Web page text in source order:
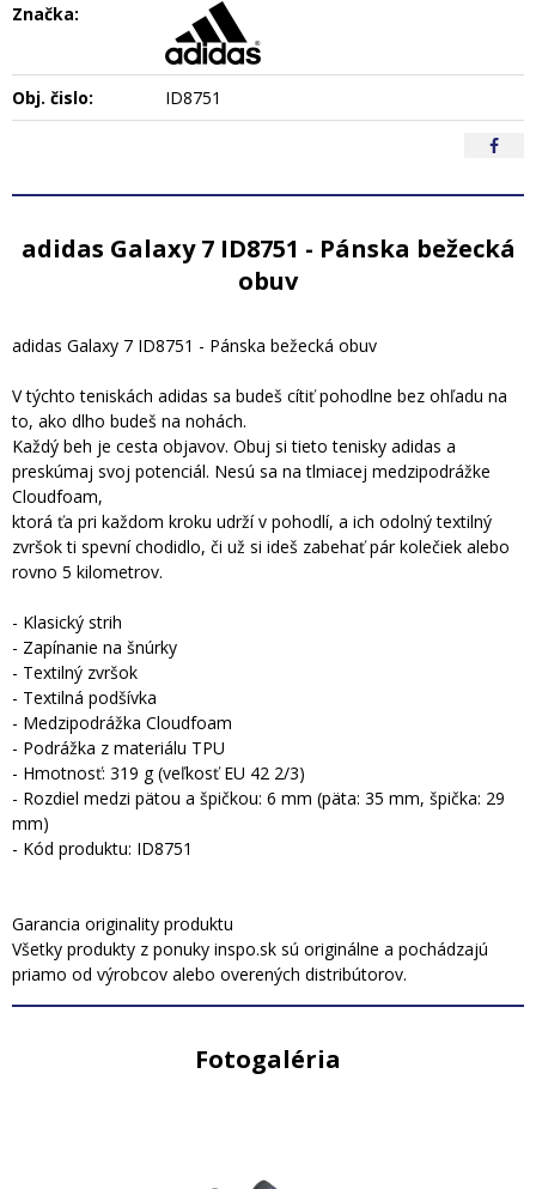
Značka:
Obj. čislo: ID8751
adidas Galaxy 7 ID8751 - Pánska bežecká
obuv
adidas Galaxy 7 ID8751 - Pánska bežecká obuv
V týchto teniskách adidas sa budeš cítiť pohodlne bez ohľadu na
to, ako dlho budeš na nohách.
Každý beh je cesta objavov. Obuj si tieto tenisky adidas a
preskúmaj svoj potenciál. Nesú sa na tlmiacej medzipodrážke
Cloudfoam,
ktorá ťa pri každom kroku udrží v pohodlí, a ich odolný textilný
zvršok ti spevní chodidlo, či už si ideš zabehať pár kolečiek alebo
rovno 5 kilometrov.
- Klasický strih
- Zapínanie na šnúrky
- Textilný zvršok
- Textilná podšívka
- Medzipodrážka Cloudfoam
- Podrážka z materiálu TPU
- Hmotnosť: 319 g (veľkosť EU 42 2/3)
- Rozdiel medzi pätou a špičkou: 6 mm (päta: 35 mm, špička: 29
mm)
- Kód produktu: ID8751
Garancia originality produktu
Všetky produkty z ponuky inspo.sk sú originálne a pochádzajú
priamo od výrobcov alebo overených distribútorov.
Fotogaléria